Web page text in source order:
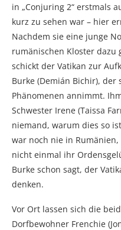
in „Conjuring 2“ erstmals
kurz zu sehen war – hier
Nachdem sie eine junge
rumänischen Kloster dazu
schickt der Vatikan zur
Burke (Demián Bichir),
Phänomenen annimmt.
Schwester Irene (Taissa
niemand, warum dies so
war noch nie in
nicht einmal ihr
Burke schon sagt, der
denken.
Vor Ort lassen sich die
Dorfbewohner Frenchie